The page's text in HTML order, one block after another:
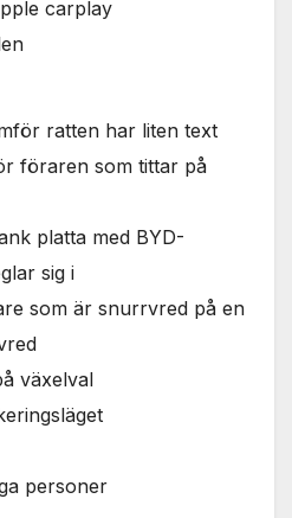
carplay
ratten har liten text
föraren som tittar på
platta med BYD-
sig i
som är snurrvred på en
växelval
personer